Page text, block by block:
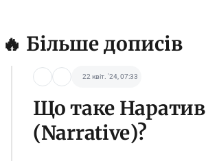
🔥 Більше дописів
22 квіт. '24, 07:33
Що таке Наратив
(Narrative)?